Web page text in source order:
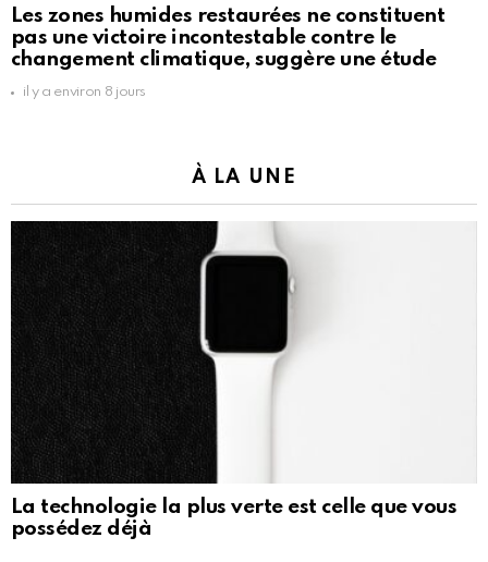
Les zones humides restaurées ne constituent
pas une victoire incontestable contre le
changement climatique, suggère une étude
il y a environ 8 jours
À LA UNE
La technologie la plus verte est celle que vous
possédez déjà